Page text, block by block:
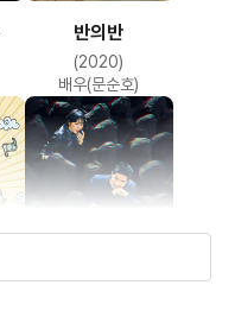
반의반
(2020)
배우(문순호)